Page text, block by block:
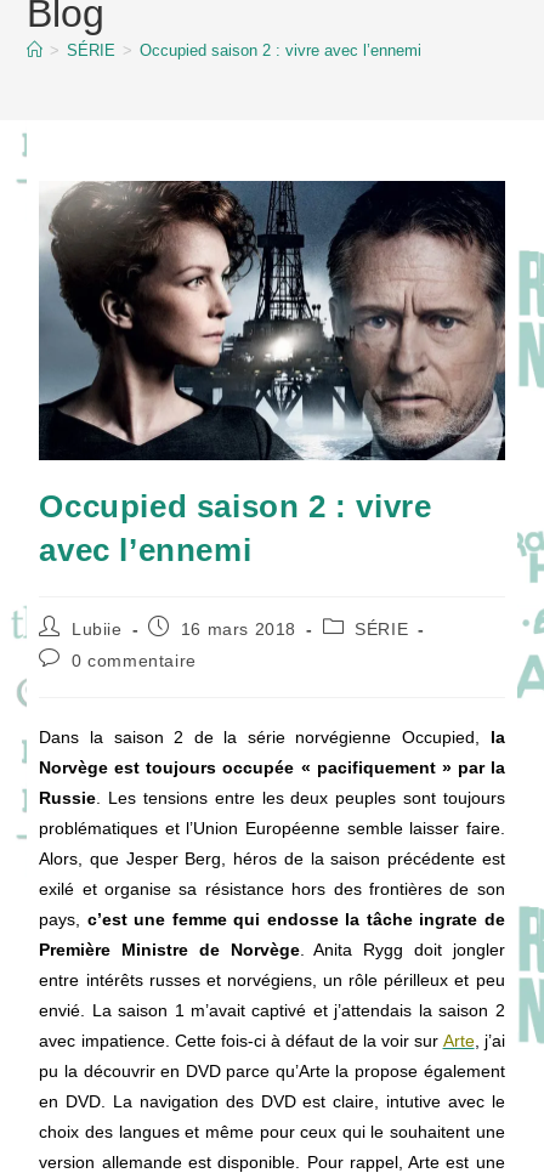
contentBlog
> SÉRIE > Occupied saison 2 : vivre avec l’ennemi
Occupied saison 2 : vivre
avec l’ennemi
Auteur/autrice
de
la
Lubiie
Publication
16 mars 2018
PostSÉRIE
Commentaires
0 commentaire
Dans la saison 2 de la série norvégienne Occupied, la
Norvège est toujours occupée « pacifiquement » par la
Russie . Les tensions entre les deux peuples sont toujours
problématiques et l’Union Européenne semble laisser faire.
Alors, que Jesper Berg, héros de la saison précédente est
exilé et organise sa résistance hors des frontières de son
pays, c’est une femme qui endosse la tâche ingrate de
Première Ministre de Norvège. Anita Rygg doit jongler
entre intérêts russes et norvégiens, un rôle périlleux et peu
envié. La saison 1 m’avait captivé et j’attendais la saison 2
avec impatience. Cette fois-ci à défaut de la voir sur Arte, j’ai
pu la découvrir en DVD parce qu’Arte la propose également
en DVD. La navigation des DVD est claire, intutive avec le
choix des langues et même pour ceux qui le souhaitent une
version allemande est disponible. Pour rappel, Arte est une